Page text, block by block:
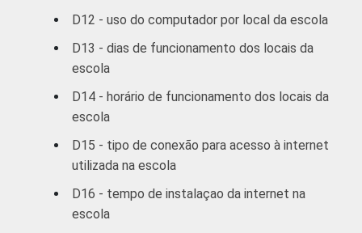
D12 - uso do computador por local da escola
D13 - dias de funcionamento dos locais da
escola
D14 - horário de funcionamento dos locais da
escola
D15 - tipo de conexão para acesso à internet
utilizada na escola
D16 - tempo de instalaçao da internet na
escola